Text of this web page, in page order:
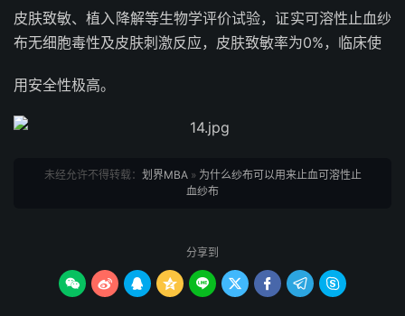
皮肤致敏、植入降解等生物学评价试验，证实可溶性止血纱
布无细胞毒性及皮肤刺激反应，皮肤致敏率为0%，临床使
用安全性极高。
未经允许不得转载： 划界MBA» 为什么纱布可以用来止血可溶性止
血纱布
分享到
        